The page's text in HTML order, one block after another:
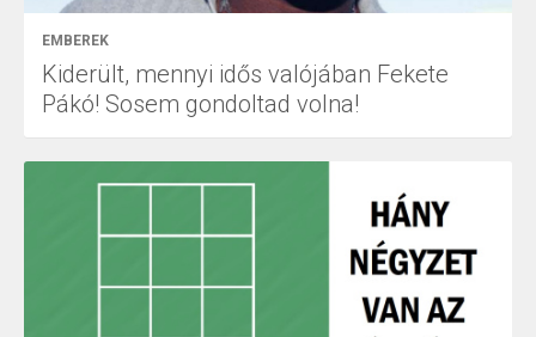
EMBEREK
Kiderült, mennyi idős valójában Fekete
Pákó! Sosem gondoltad volna!